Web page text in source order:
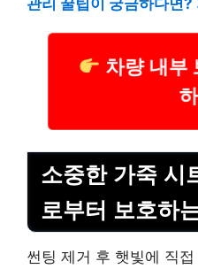
차량 내부
소중한 가죽 시
로부터 보호하
썬팅 제거 후 햇빛에 직